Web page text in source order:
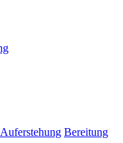
Auferstehung Bereitung